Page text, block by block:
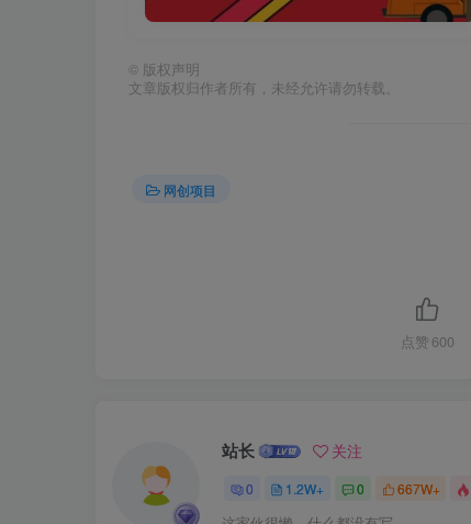
© 版权声明
文章版权归作者所有，未经允许请勿转载。
网创项目
点赞 600
站长 关注
0 1.2W+ 0 667W+